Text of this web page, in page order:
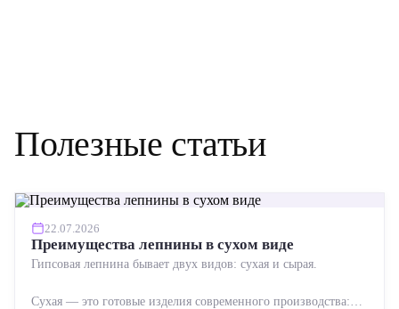
Полезные статьи
22.07.2026
Преимущества лепнины в сухом виде
Гипсовая лепнина бывает двух видов: сухая и сырая.
Сухая — это готовые изделия современного производства: